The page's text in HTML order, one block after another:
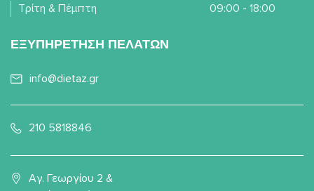
Τρίτη & Πέμπτη 09:00 - 18:00
ΕΞΥΠΗΡΕΤΗΣΗ ΠΕΛΑΤΩΝ
info@dietaz.gr
210 5818846
Αγ. Γεωργίου 2 &